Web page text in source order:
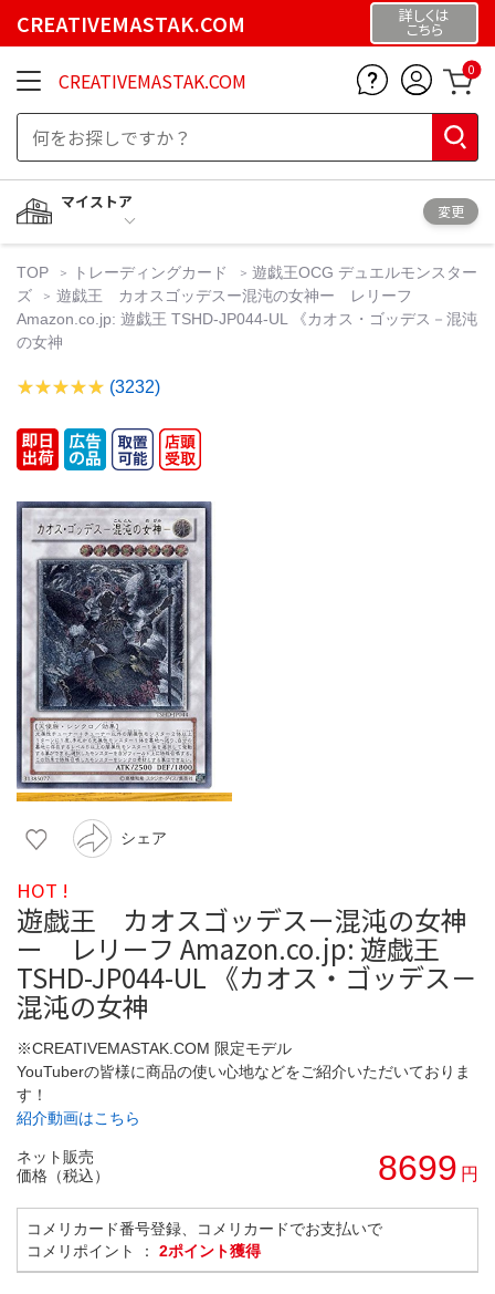
CREATIVEMASTAK.COM 詳しくは
こちら
CREATIVEMASTAK.COM 0
マイストア
変更
TOP トレーディングカード
遊戯王OCG デュエルモンスター
ズ
遊戯王 カオスゴッデスー混沌の女神ー レリーフ
Amazon.co.jp: 遊戯王 TSHD-JP044-UL 《カオス・ゴッデス－混沌
の女神
(3232)
シェア
HOT !
遊戯王 カオスゴッデスー混沌の女神
ー レリーフ Amazon.co.jp: 遊戯王
TSHD-JP044-UL 《カオス・ゴッデス－
混沌の女神
※CREATIVEMASTAK.COM 限定モデル
YouTuberの皆様に商品の使い心地などをご紹介いただいておりま
す！
紹介動画はこちら
ネット販売
価格（税込）
8699 円
コメリカード番号登録、コメリカードでお支払いで
コメリポイント ： 2ポイント獲得